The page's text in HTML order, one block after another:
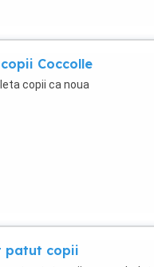
Coccolle
copii ca noua
patut copii